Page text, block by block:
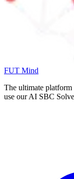
FUT Mind
The ultimate
use our AI SBC